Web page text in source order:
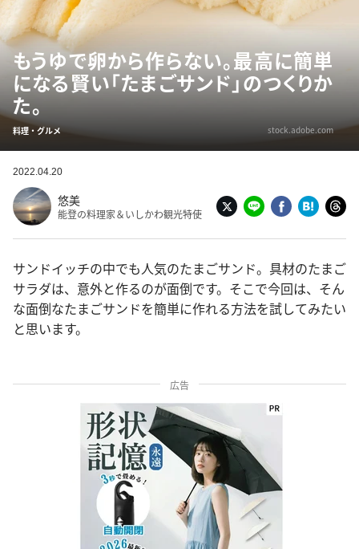
もうゆで卵から作らない。最高に簡単
になる賢い「たまごサンド」のつくりか
た。
料理・グルメ stock.adobe.com
2022.04.20
悠美
能登の料理家＆いしかわ観光特使
サンドイッチの中でも人気のたまごサンド。具材のたまご
サラダは、意外と作るのが面倒です。そこで今回は、そん
な面倒なたまごサンドを簡単に作れる方法を試してみたい
と思います。
広告